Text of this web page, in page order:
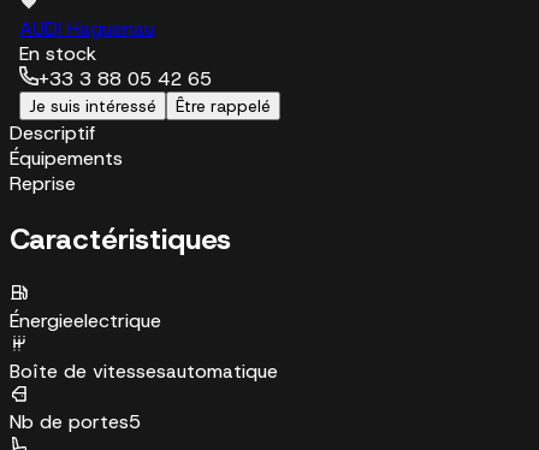
AUDI Haguenau
En stock
+33 3 88 05 42 65
Je suis intéressé Être rappelé
Descriptif
Équipements
Reprise
Caractéristiques
Énergieelectrique
Boîte de vitessesautomatique
Nb de portes5